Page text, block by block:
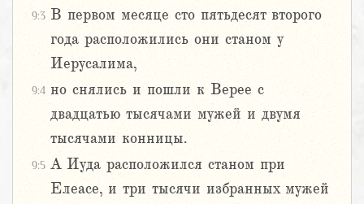
9:3 В первом месяце сто пятьдесят второго
года расположились они станом у
Иерусалима,
9:4 но снялись и пошли к Верее с
двадцатью тысячами мужей и двумя
тысячами конницы.
9:5 А Иуда расположился станом при
Елеасе, и три тысячи избранных мужей